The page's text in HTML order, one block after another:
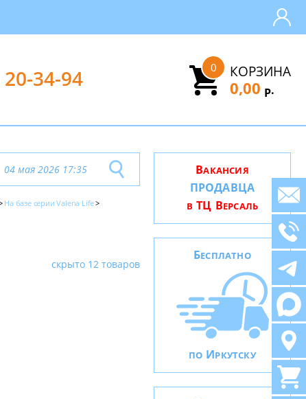
20-34-94 КОРЗИНА
0
0,00 Р.
04 мая 2026 17:35
На базе серии Valena Life
скрыто 12 товаров
ВАКАНСИЯ
ПРОДАВЦА
В ТЦ ВЕРСАЛЬ
БЕСПЛАТНО
ПО ИРКУТСКУ